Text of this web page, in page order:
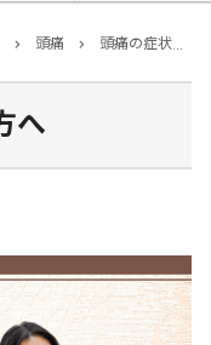
chevron_right 頭痛 chevron_right 頭痛の症状でお困りの方へ
へ